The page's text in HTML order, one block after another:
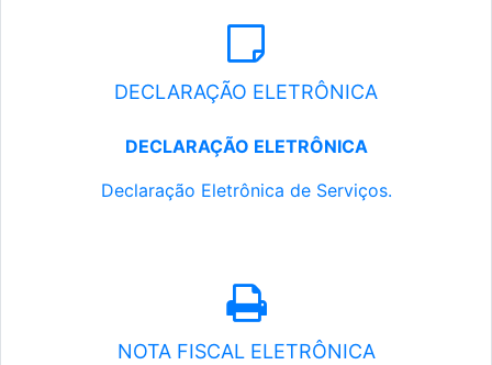
DECLARAÇÃO ELETRÔNICA
DECLARAÇÃO ELETRÔNICA
Declaração Eletrônica de Serviços.
NOTA FISCAL ELETRÔNICA